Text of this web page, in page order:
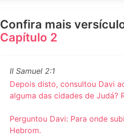
Confira mais
Capítulo 2
II Samuel 2:1
Depois disto, consultou Davi
alguma das cidades de Judá?
Perguntou Davi: Para onde
Hebrom.